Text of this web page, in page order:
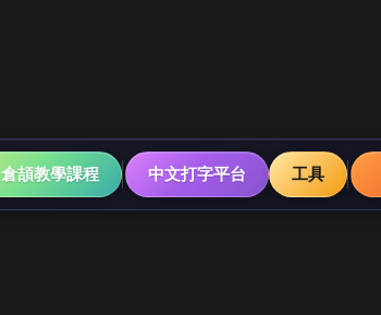
倉頡教學課程 中文打字平台 工具